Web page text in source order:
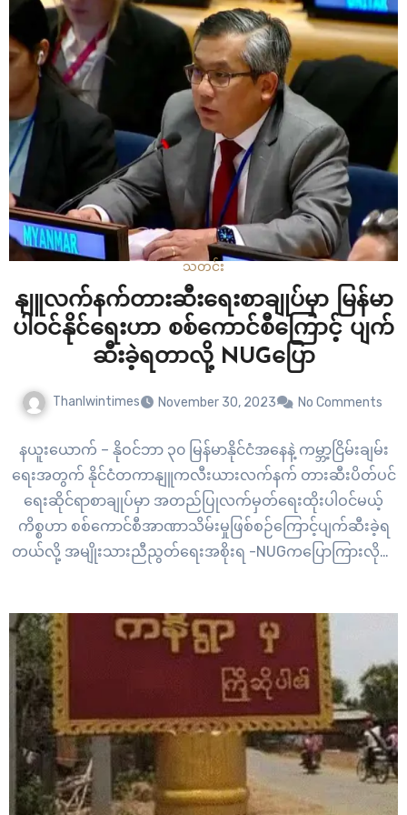
သတင်း
နျူလက်နက်တားဆီးရေးစာချုပ်မှာ မြန်မာ
ပါဝင်နိုင်ရေးဟာ စစ်ကောင်စီကြောင့် ပျက်
ဆီးခဲ့ရတာလို့ NUGပြော
Thanlwintimes November 30, 2023 No Comments
နယူးယောက် – နိုဝင်ဘာ ၃၀ မြန်မာနိုင်ငံအနေနဲ့ ကမ္ဘာ့ငြိမ်းချမ်း
ရေးအတွက် နိုင်ငံတကာနျူကလီးယားလက်နက် တားဆီးပိတ်ပင်
ရေးဆိုင်ရာစာချုပ်မှာ အတည်ပြုလက်မှတ်ရေးထိုးပါဝင်မယ့်
ကိစ္စဟာ စစ်ကောင်စီအာဏာသိမ်းမှုဖြစ်စဉ်ကြောင့်ပျက်ဆီးခဲ့ရ
တယ်လို့ အမျိုးသားညီညွတ်ရေးအစိုးရ -NUGကပြောကြားလိုက်
မိန့်ခွန်းပြောကြားမှုအစီအစဉ်မှာ ကုလ သမဂ္ဂဆိုင်ရာ မြန်မာ
အမြဲတမ်းကိုယ်စားလှယ် သံအမတ်ကြီး ဦးကျော်မိုးထွန်းက အခု
လိုပြောကြားခဲ့တာဖြစ်ပါတယ်။ နျူကလီးယားလက်နက် တားဆီး
ပိတ်ပင်ရေးဆိုင်ရာစာချုပ်ကို ၂၀၁၈ ခုနှစ် စက် တင်ဘာလမှာ…